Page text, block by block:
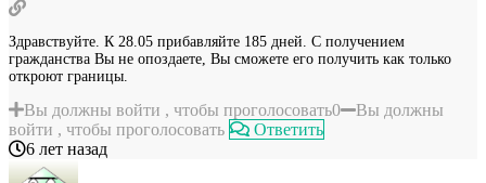
Здравствуйте. К 28.05 прибавляйте 185 дней. С получением
гражданства Вы не опоздаете, Вы сможете его получить как только
откроют границы.
Вы должны войти , чтобы проголосовать0
Вы должны
войти , чтобы проголосовать
Ответить
6 лет назад